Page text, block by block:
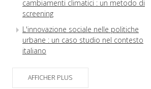
cambiamenti climatici : un metodo di
screening
L'innovazione sociale nelle politiche
urbane : un caso studio nel contesto
italiano
Un nuovo approccio alla sostenibilità
nei piani urbani della mobilità
AFFICHER PLUS